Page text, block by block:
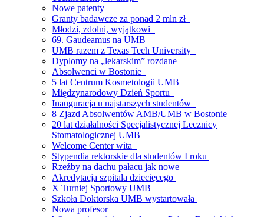
Nowe patenty
Granty badawcze za ponad 2 mln zł
Młodzi, zdolni, wyjątkowi
69. Gaudeamus na UMB
UMB razem z Texas Tech University
Dyplomy na „lekarskim” rozdane
Absolwenci w Bostonie
5 lat Centrum Kosmetologii UMB
Międzynarodowy Dzień Sportu
Inauguracja u najstarszych studentów
8 Zjazd Absolwentów AMB/UMB w Bostonie
20 lat działalności Specjalistycznej Lecznicy
Stomatologicznej UMB
Welcome Center wita
Stypendia rektorskie dla studentów I roku
Rzeźby na dachu pałacu jak nowe
Akredytacja szpitala dziecięcego
X Turniej Sportowy UMB
Szkoła Doktorska UMB wystartowała
Nowa profesor